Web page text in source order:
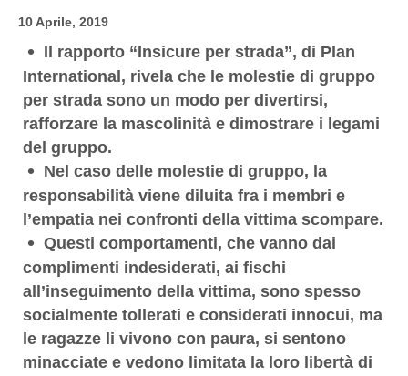
10 Aprile, 2019
Il rapporto “Insicure per strada”, di Plan
International, rivela che le molestie di gruppo
per strada sono un modo per divertirsi,
rafforzare la mascolinità e dimostrare i legami
del gruppo.
Nel caso delle molestie di gruppo, la
responsabilità viene diluita fra i membri e
l’empatia nei confronti della vittima scompare.
Questi comportamenti, che vanno dai
complimenti indesiderati, ai fischi
all’inseguimento della vittima, sono spesso
socialmente tollerati e considerati innocui, ma
le ragazze li vivono con paura, si sentono
minacciate e vedono limitata la loro libertà di